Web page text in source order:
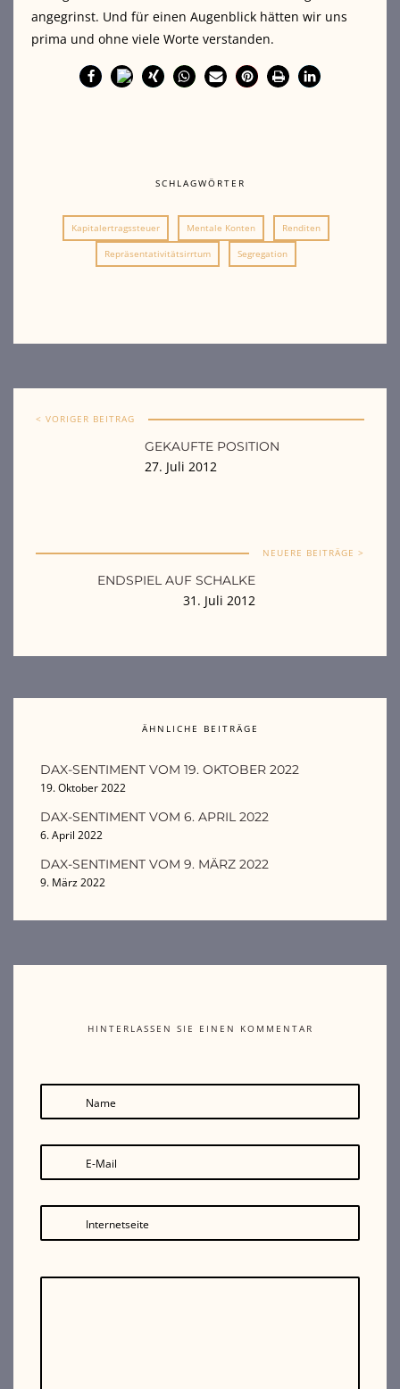
angegrinst. Und für einen Augenblick hätten wir uns
prima und ohne viele Worte verstanden.
SCHLAGWÖRTER
Kapitalertragssteuer Mentale Konten Renditen
Repräsentativitätsirrtum Segregation
< VORIGER BEITRAG
GEKAUFTE POSITION
27. Juli 2012
NEUERE BEITRÄGE >
ENDSPIEL AUF SCHALKE
31. Juli 2012
ÄHNLICHE BEITRÄGE
DAX-SENTIMENT VOM 19. OKTOBER 2022
19. Oktober 2022
DAX-SENTIMENT VOM 6. APRIL 2022
6. April 2022
DAX-SENTIMENT VOM 9. MÄRZ 2022
9. März 2022
HINTERLASSEN SIE EINEN KOMMENTAR
Name
E-Mail
Internetseite